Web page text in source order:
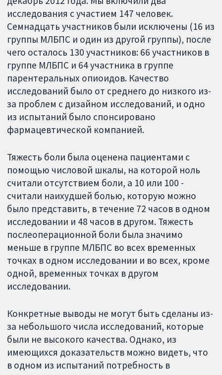
исследования с участием 147 человек.
Семнадцать участников были исключены (16 из
группы МЛБПС и один из другой группы), после
чего осталось 130 участников: 66 участников в
группе МЛБПС и 64 участника в группе
парентеральных опиоидов. Качество
исследований было от среднего до низкого из-
за проблем с дизайном исследований, и одно
из испытаний было спонсировано
фармацевтической компанией.
Тяжесть боли была оценена пациентами с
помощью числовой шкалы, на которой ноль
считали отсутствием боли, а 10 или 100 -
считали наихудшей болью, которую можно
было представить, в течение 72 часов в одном
исследовании и 48 часов в другом. Тяжесть
послеоперационной боли была значимо
меньше в группе МЛБПС во всех временных
точках в одном исследовании и во всех, кроме
одной, временных точках в другом
исследовании.
Конкретные выводы не могут быть сделаны из-
за небольшого числа исследований, которые
были не высокого качества. Однако, из
имеющихся доказательств можно видеть, что
в одном из испытаний потребность в